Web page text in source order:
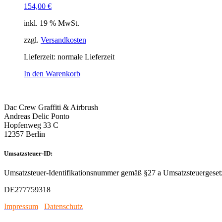
154,00 €
inkl. 19 % MwSt.
zzgl. Versandkosten
Lieferzeit: normale Lieferzeit
In den Warenkorb
Dac Crew Graffiti & Airbrush
Andreas Delic Ponto
Hopfenweg 33 C
12357 Berlin
Umsatzsteuer-ID:
Umsatzsteuer-Identifikationsnummer gemäß §27 a
DE277759318
Impressum
Datenschutz